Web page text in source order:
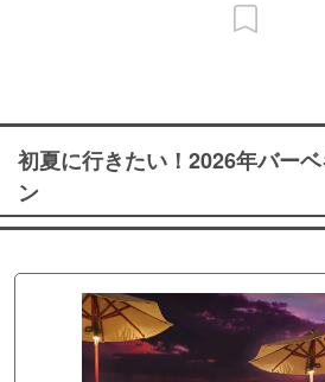
初夏に行きたい！2026年バー
ン